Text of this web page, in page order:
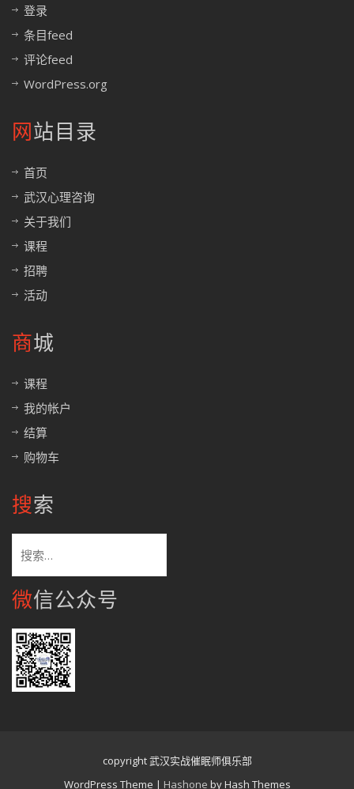
登录
条目feed
评论feed
WordPress.org
网站目录
首页
武汉心理咨询
关于我们
课程
招聘
活动
商城
课程
我的帐户
结算
购物车
搜索
索：
微信公众号
copyright 武汉实战催眠师俱乐部
WordPress Theme | Hashone by Hash Themes